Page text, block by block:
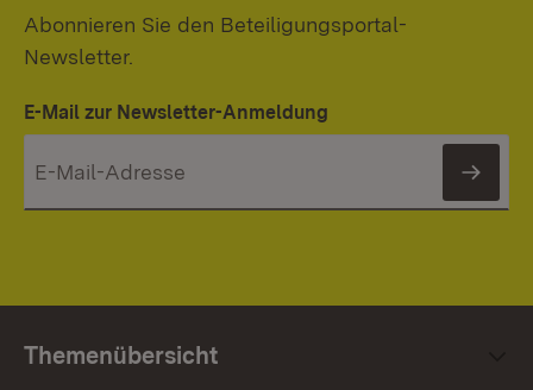
Abonnieren Sie den Beteiligungsportal-
Newsletter.
E-Mail zur Newsletter-Anmeldung
Themenübersicht